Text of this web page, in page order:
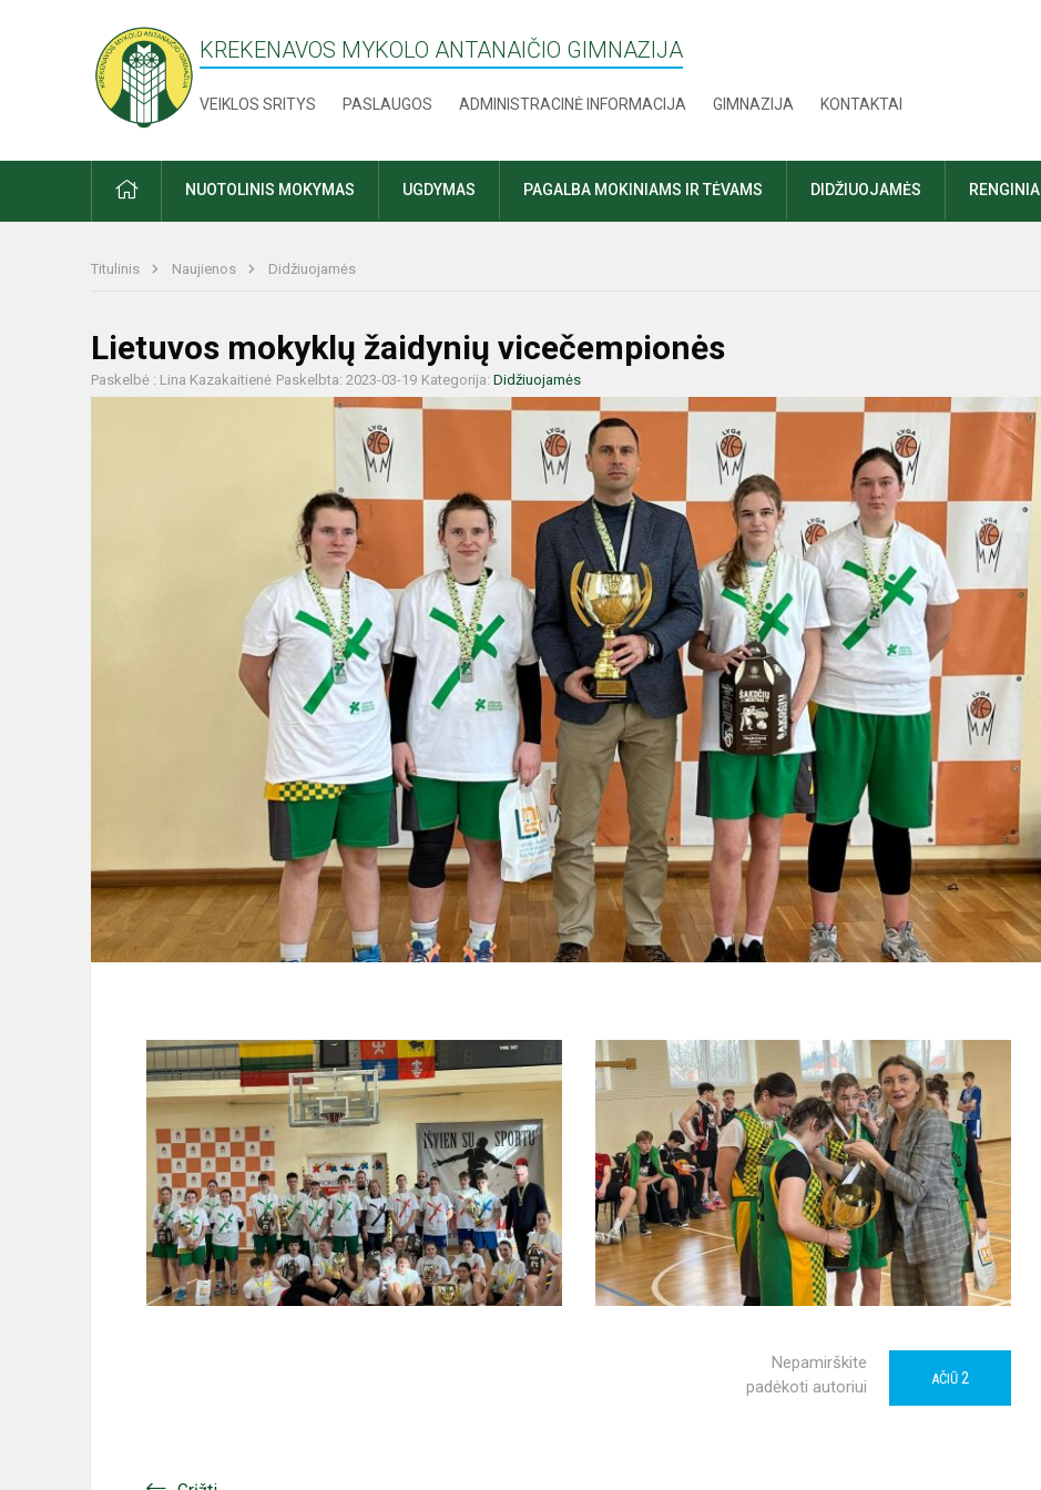
KREKENAVOS MYKOLO ANTANAIČIO GIMNAZIJA
VEIKLOS SRITYS PASLAUGOS ADMINISTRACINĖ INFORMACIJA GIMNAZIJA KONTAKTAI
PRADŽIANUOTOLINIS MOKYMAS UGDYMAS PAGALBA MOKINIAMS IR TĖVAMS DIDŽIUOJAMĖS RENGINIAI
Titulinis Naujienos Didžiuojamės
Lietuvos mokyklų žaidynių vicečempionės
Paskelbė : Lina Kazakaitienė Paskelbta: 2023-03-19 Kategorija: Didžiuojamės
Nepamirškite
padėkoti autoriui
AČIŪ 2